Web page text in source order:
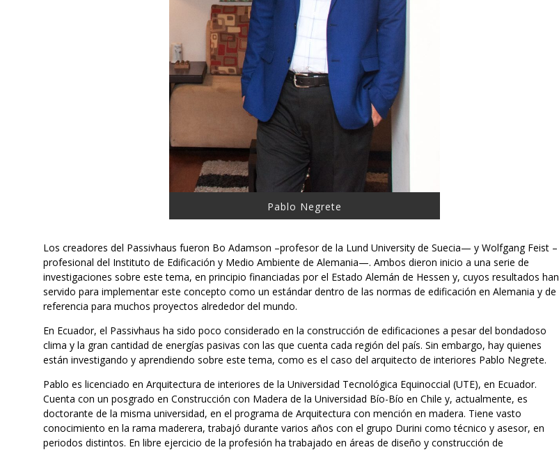
Pablo Negrete
Los creadores del Passivhaus fueron Bo Adamson –profesor de la Lund University de Suecia— y Wolfgang Feist –
profesional del Instituto de Edificación y Medio Ambiente de Alemania—. Ambos dieron inicio a una serie de
investigaciones sobre este tema, en principio financiadas por el Estado Alemán de Hessen y, cuyos resultados han
servido para implementar este concepto como un estándar dentro de las normas de edificación en Alemania y de
referencia para muchos proyectos alrededor del mundo.
En Ecuador, el Passivhaus ha sido poco considerado en la construcción de edificaciones a pesar del bondadoso
clima y la gran cantidad de energías pasivas con las que cuenta cada región del país. Sin embargo, hay quienes
están investigando y aprendiendo sobre este tema, como es el caso del arquitecto de interiores Pablo Negrete.
Pablo es licenciado en Arquitectura de interiores de la Universidad Tecnológica Equinoccial (UTE), en Ecuador.
Cuenta con un posgrado en Construcción con Madera de la Universidad Bío-Bío en Chile y, actualmente, es
doctorante de la misma universidad, en el programa de Arquitectura con mención en madera. Tiene vasto
conocimiento en la rama maderera, trabajó durante varios años con el grupo Durini como técnico y asesor, en
periodos distintos. En libre ejercicio de la profesión ha trabajado en áreas de diseño y construcción de